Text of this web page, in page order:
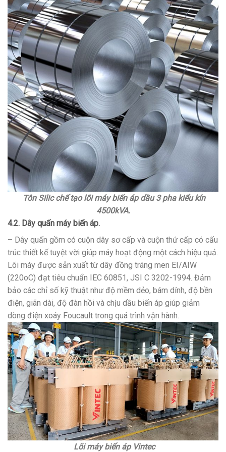
Tôn Silic chế tạo lõi máy biến áp dầu 3 pha kiểu kín
4500kVA.
4.2. Dây quấn máy biến áp.
– Dây quấn gồm có cuộn dây sơ cấp và cuộn thứ cấp có cấu
trúc thiết kế tuyệt vời giúp máy hoạt động một cách hiệu quả.
Lõi máy được sản xuất từ dây đồng tráng men EI/AIW
(220oC) đạt tiêu chuẩn IEC 60851, JSI C 3202-1994. Đảm
bảo các chỉ số kỹ thuật như độ mềm dẻo, bám dính, độ bền
điện, giãn dài, độ đàn hồi và chịu dầu biến áp giúp giảm
dòng điện xoáy Foucault trong quá trình vận hành.
Lõi máy biến áp Vintec